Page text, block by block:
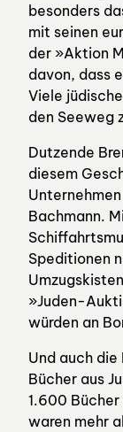
besonders
mit seinen
der »Aktion
davon, dass
Viele
den Seeweg
Dutzende
diesem
Bachmann.
Speditionen
»Juden-
würden an
Und auch
Bücher aus
1.600 Bücher
waren mehr